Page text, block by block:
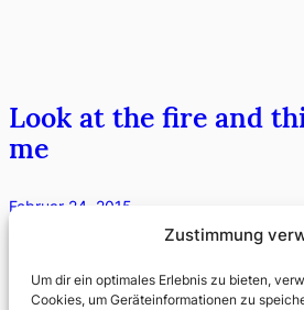
Zustimmung
Um dir ein optimales Erlebnis zu bieten,
Cookies, um Geräteinformationen zu
Look at the fire and
me
Februar 24, 2015
> Mit großer Geste zurück auf der
wieder da – und lauter…